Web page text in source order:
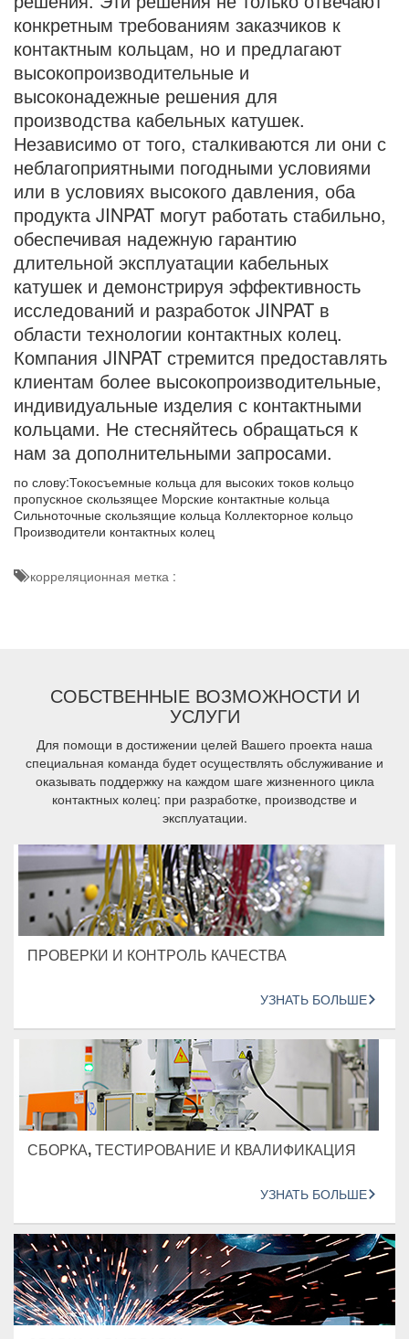
конкретным требованиям заказчиков к
контактным кольцам, но и предлагают
высокопроизводительные и
высоконадежные решения для
производства кабельных катушек.
Независимо от того, сталкиваются ли они с
неблагоприятными погодными условиями
или в условиях высокого давления, оба
продукта JINPAT могут работать стабильно,
обеспечивая надежную гарантию
длительной эксплуатации кабельных
катушек и демонстрируя эффективность
исследований и разработок JINPAT в
области технологии контактных колец.
Компания JINPAT стремится предоставлять
клиентам более высокопроизводительные,
индивидуальные изделия с контактными
кольцами. Не стесняйтесь обращаться к
нам за дополнительными запросами.
по слову:Токосъемные кольца для высоких токов кольцо
пропускное скользящее Морские контактные кольца
Сильноточные скользящие кольца Коллекторное кольцо
Производители контактных колец
корреляционная метка :
СОБСТВЕННЫЕ ВОЗМОЖНОСТИ И
УСЛУГИ
Для помощи в достижении целей Вашего проекта наша
специальная команда будет осуществлять обслуживание и
оказывать поддержку на каждом шаге жизненного цикла
контактных колец: при разработке, производстве и
эксплуатации.
ПРОВЕРКИ И КОНТРОЛЬ КАЧЕСТВА
УЗНАТЬ БОЛЬШЕ
СБОРКА, ТЕСТИРОВАНИЕ И КВАЛИФИКАЦИЯ
УЗНАТЬ БОЛЬШЕ